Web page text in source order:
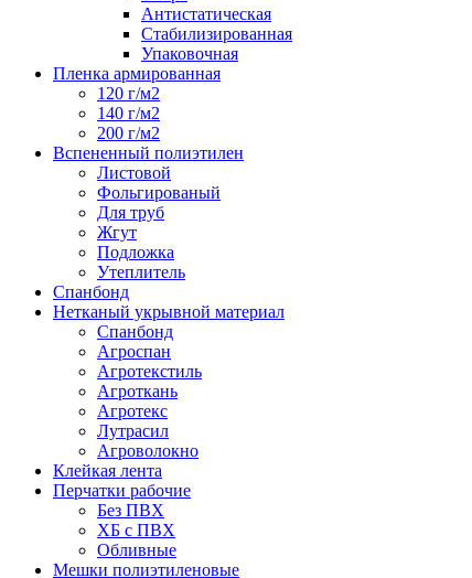
Антистатическая
Стабилизированная
Упаковочная
Пленка армированная
120 г/м2
140 г/м2
200 г/м2
Вспененный полиэтилен
Листовой
Фольгированый
Для труб
Жгут
Подложка
Утеплитель
Спанбонд
Нетканый укрывной материал
Спанбонд
Агроспан
Агротекстиль
Агроткань
Агротекс
Лутрасил
Агроволокно
Клейкая лента
Перчатки рабочие
Без ПВХ
ХБ с ПВХ
Обливные
Мешки полиэтиленовые